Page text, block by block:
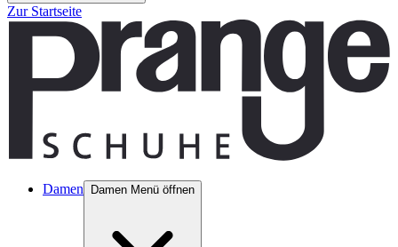
Zur Startseite
Damen Damen Menü öffnen